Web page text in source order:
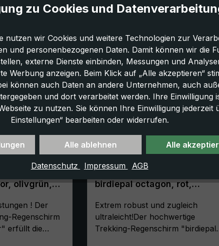
olivgrün,
! Der
Regenschirm
erfüllt die
Trekking-Regenschirm
birdiepal octagon, rot,
leicht
Extrem robust und zugleich
ultraleicht!Der hochwertige
Trekking-Regenschirm "birdiepal
zu Cookies und
nutzen wir Cookies und weitere Technologien zur
und personenbezogenen Daten. Damit können wir die
externe Dienste einbinden, Messungen und
Werbung anzeigen. Beim Klick auf „Alle akzeptieren“
können auch Daten an andere Unternehmen, auch
und dort verarbeitet werden. Ihre Einwilligung
zu nutzen. Sie können Ihre Einwilligung jederzeit
Einstellungen“ bearbeiten oder widerrufen.
Alle ablehnen Alle
Datenschutz Impressum AGB